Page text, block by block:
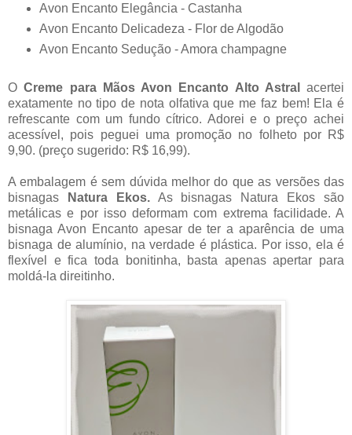
Avon Encanto Elegância - Castanha
Avon Encanto Delicadeza - Flor de Algodão
Avon Encanto Sedução - Amora champagne
OCreme para Mãos Avon Encanto Alto Astral
acertei
exatamente no tipo de nota olfativa que me faz bem! Ela é
refrescante com um fundo cítrico. Adorei e o preço achei
acessível, pois peguei uma promoção no folheto por R$
9,90. (preço sugerido: R$ 16,99).
A embalagem é sem dúvida melhor do que as versões das
bisnagas
Natura Ekos.As bisnagas Natura Ekos são
metálicas e por isso deformam com extrema facilidade. A
bisnaga Avon Encanto apesar de ter a aparência de uma
bisnaga de alumínio, na verdade é plástica. Por isso, ela é
flexível e fica toda bonitinha, basta apenas apertar para
moldá-la direitinho.